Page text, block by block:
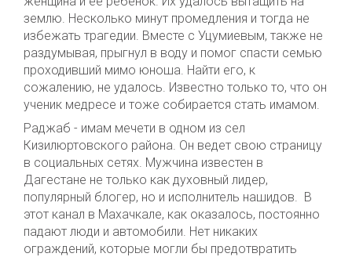
землю. Несколько минут промедления и тогда не
избежать трагедии. Вместе с Уцумиевым, также не
раздумывая, прыгнул в воду и помог спасти семью
проходивший мимо юноша. Найти его, к
сожалению, не удалось. Известно только то, что он
ученик медресе и тоже собирается стать имамом.
Раджаб - имам мечети в одном из сел
Кизилюртовского района. Он ведет свою страницу
в социальных сетях. Мужчина известен в
Дагестане не только как духовный лидер,
популярный блогер, но и исполнитель нашидов. В
этот канал в Махачкале, как оказалось, постоянно
падают люди и автомобили. Нет никаких
ограждений, которые могли бы предотвратить